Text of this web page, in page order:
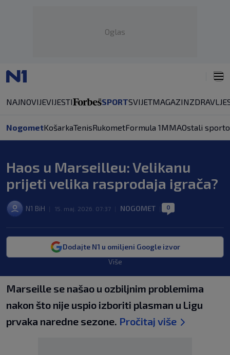
Oglas
NAJNOVIJEVIJESTI SPORTSVIJETMAGAZINZDRAVLJE
NogometKošarkaTenisRukometFormula 1MMAOstali
Haos u Marseilleu: Velikanu
prijeti velika rasprodaja igrača?
N1 BiH 15. maj. 2026. 07:37 NOGOMET 0
Dodajte N1 u omiljeni Google izvor
Više
Marseille se našao u ozbiljnim problemima
nakon što nije uspio izboriti plasman u Ligu
prvaka naredne sezone. Pročitaj više